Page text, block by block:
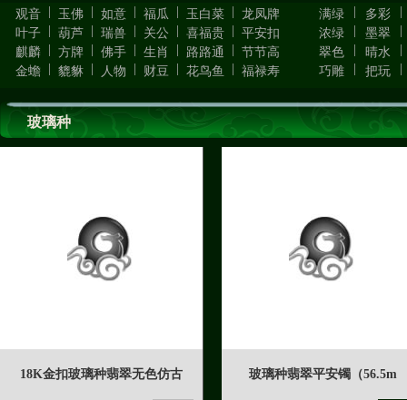
观音 玉佛 如意 福瓜 玉白菜
龙凤牌
叶子
葫芦 瑞兽 关公 喜福贵
平安扣
麒麟
方牌 佛手 生肖 路路通
节节高
金蟾
貔貅 人物 财豆 花鸟鱼 福禄寿
满绿 多彩
浓绿
墨翠
翠色
晴水
巧雕
把玩
玻璃种
18K金扣玻璃种翡翠无色仿古 玻璃种翡翠平安镯（56.5m